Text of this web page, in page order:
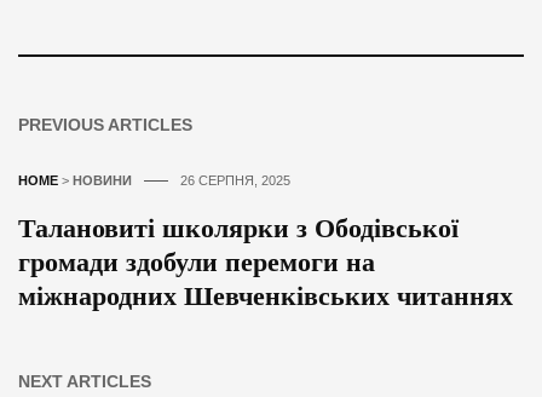
PREVIOUS ARTICLES
HOME > НОВИНИ 26 СЕРПНЯ, 2025
Талановиті школярки з Ободівської
громади здобули перемоги на
міжнародних Шевченківських читаннях
NEXT ARTICLES